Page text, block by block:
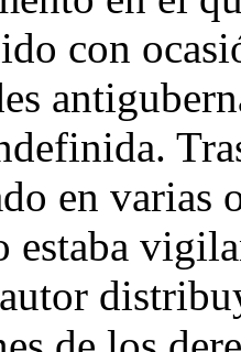
con
en varias
estaba